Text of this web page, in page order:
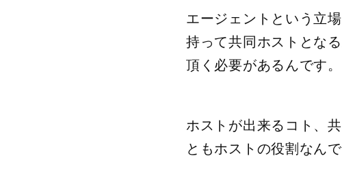
エージェントという立
持って共同ホストとな
頂く必要があるんです。
ホストが出来るコト、
ともホストの役割なんで